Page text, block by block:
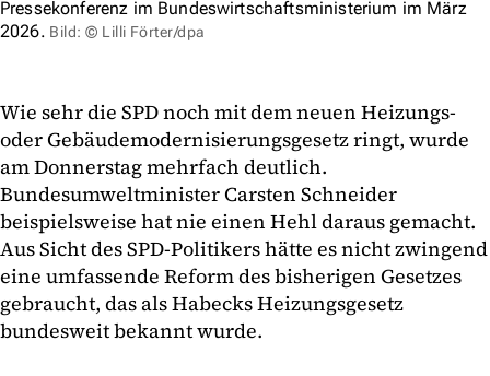
Pressekonferenz im Bundeswirtschaftsministerium im März
2026. Bild: © Lilli Förter/dpa
Wie sehr die SPD noch mit dem neuen Heizungs-
oder Gebäudemodernisierungsgesetz ringt, wurde
am Donnerstag mehrfach deutlich.
Bundesumweltminister Carsten Schneider
beispielsweise hat nie einen Hehl daraus gemacht.
Aus Sicht des SPD-Politikers hätte es nicht zwingend
eine umfassende Reform des bisherigen Gesetzes
gebraucht, das als Habecks Heizungsgesetz
bundesweit bekannt wurde.